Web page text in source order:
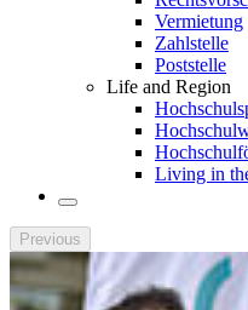
Vermietung
Zahlstelle
Poststelle
Life and Region
Living in
Previous